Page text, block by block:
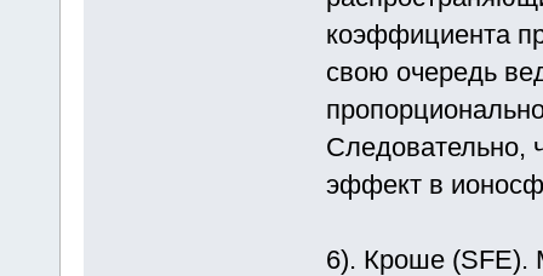
коэффициента
свою очередь
Следовательно,
эффект в
6). Кроше (SFE).